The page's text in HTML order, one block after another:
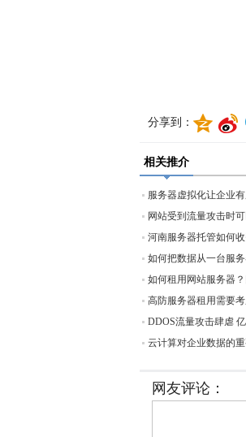
分享到：
相关推介
服务器虚拟化让企业
网站受到流量攻击时
河南服务器托管如何
如何把数据从一台服
如何租用网站服务器
高防服务器租用需要
DDOS流量攻击肆虐
云计算对企业数据的
网友评论：